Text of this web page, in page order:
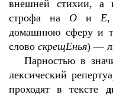
внешней стихии, а
строфа на О и Е,
домашнюю сферу и
слово скрещЕнья) —
Парностью в
лексический
проходят в тексте